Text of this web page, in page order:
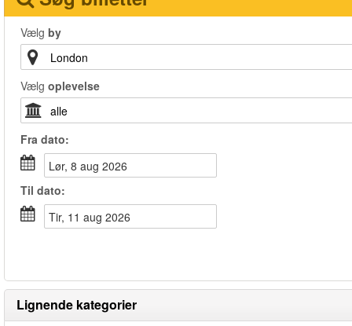
Vælg by
Vælg oplevelse
Fra dato:
lør, 8 aug 2026
Til dato:
tir, 11 aug 2026
Lignende kategorier